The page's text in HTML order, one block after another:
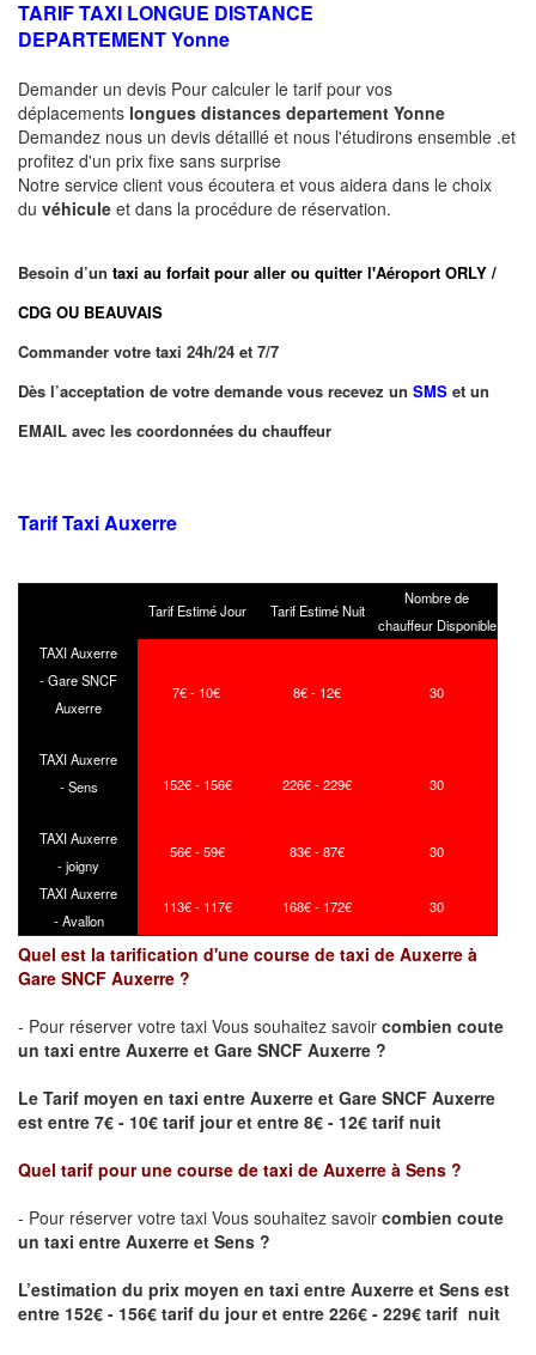
TARIF TAXI LONGUE DISTANCE
DEPARTEMENTYonne
Demander un devis Pour calculer le tarif pour vos
déplacements longues distances departement Yonne
Demandez nous un devis détaillé et nous l'étudirons ensemble .et
profitez d'un prix fixe sans surprise
Notre service client vous écoutera et vous aidera dans le choix
du véhicule et dans la procédure de réservation.
Besoin d’un taxi au forfait pour aller ou quitter l'Aéroport ORLY /
CDG OU BEAUVAIS
Commander votre taxi 24h/24 et 7/7
Dès l’acceptation de votre demande vous recevez un SMS et un
EMAIL avec les coordonnées du chauffeur
Tarif Taxi Auxerre
Tarif Estimé Jour Tarif Estimé Nuit
Nombre de
chauffeur Disponible
TAXI Auxerre
- Gare SNCF
Auxerre
7€ - 10€ 8€ - 12€ 30
TAXI Auxerre
- Sens
152€ - 156€ 226€ - 229€ 30
TAXI Auxerre
- joigny
56€ - 59€ 83€ - 87€ 30
TAXI Auxerre
- Avallon
113€ - 117€ 168€ - 172€ 30
Quel est la tarification d'une course de taxi de Auxerre à
Gare SNCF Auxerre ?
- Pour réserver votre taxi Vous souhaitez savoir combien coute
un taxi entre Auxerre et Gare SNCF Auxerre ?
Le Tarif moyen en taxi entre Auxerre et Gare SNCF Auxerre
est entre 7€ - 10€ tarif jour et entre 8€ - 12€ tarif nuit
Quel tarif pour une course de taxi de Auxerre à Sens ?
- Pour réserver votre taxi Vous souhaitez savoir combien coute
un taxi entre Auxerre et Sens ?
L’estimation du prix moyen en taxi entre Auxerre et Sens est
entre 152€ - 156€ tarif du jour et entre 226€ - 229€ tarif nuit